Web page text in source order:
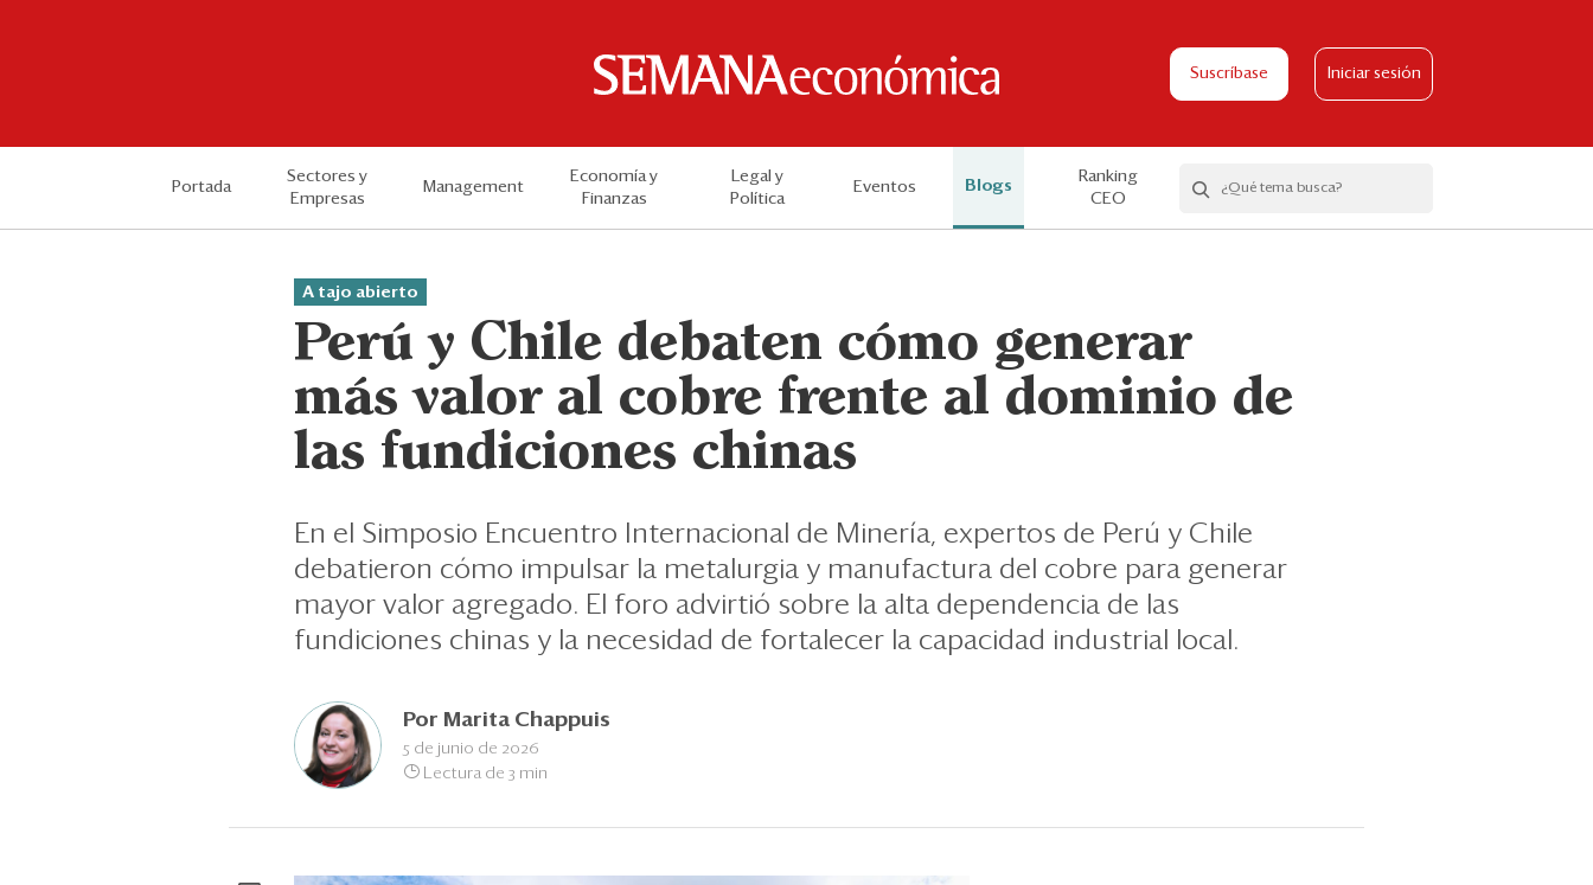
Suscríbase Iniciar sesión
Portada
Sectores y
Empresas
Management
Economía y
Finanzas
Legal y
Política
Eventos Blogs
Ranking
CEO
A tajo abierto
Perú y Chile debaten cómo generar
más valor al cobre frente al dominio de
las fundiciones chinas
En el Simposio Encuentro Internacional de Minería, expertos de Perú y Chile
debatieron cómo impulsar la metalurgia y manufactura del cobre para generar
mayor valor agregado. El foro advirtió sobre la alta dependencia de las
fundiciones chinas y la necesidad de fortalecer la capacidad industrial local.
Por Marita Chappuis
5 de junio de 2026
Lectura de 3 min